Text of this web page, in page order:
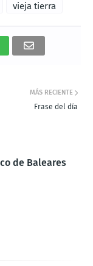
vieja tierra
MÁS RECIENTE
Frase del día
de Baleares